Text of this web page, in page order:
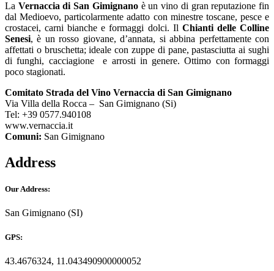
La Vernaccia di San Gimignano è un vino di gran reputazione fin
dal Medioevo, particolarmente adatto con minestre toscane, pesce e
crostacei, carni bianche e formaggi dolci. Il Chianti delle Colline
Senesi, è un rosso giovane, d’annata, si abbina perfettamente con
affettati o bruschetta; ideale con zuppe di pane, pastasciutta ai sughi
di funghi, cacciagione e arrosti in genere. Ottimo con formaggi
poco stagionati.
Comitato Strada del Vino Vernaccia di San Gimignano
Via Villa della Rocca – San Gimignano (Si)
Tel: +39 0577.940108
www.vernaccia.it
Comuni: San Gimignano
Address
Our Address:
San Gimignano (SI)
GPS:
43.4676324, 11.043490900000052